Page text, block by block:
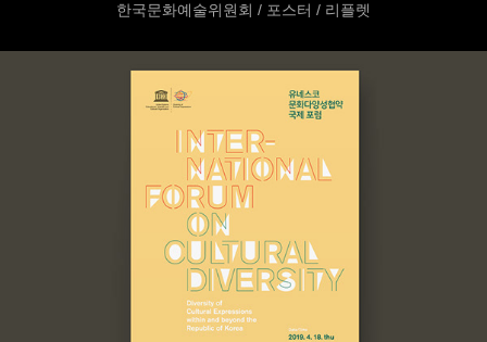
한국문화예술위원회 / 포스터 / 리플렛